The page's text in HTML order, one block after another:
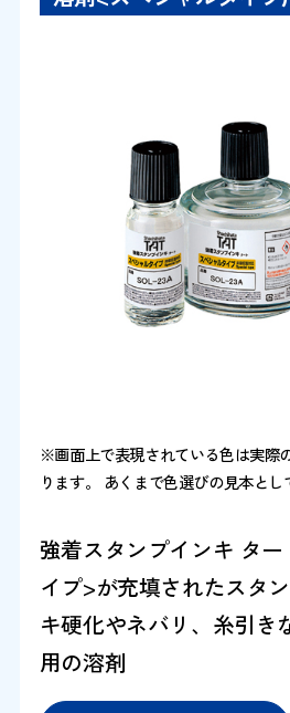
※画面上で表現されている色は実際
ります。 あくまで色選びの見本とし
強着スタンプインキ タ
イプ>が充填されたスタ
キ硬化やネバリ、糸引き
用の溶剤